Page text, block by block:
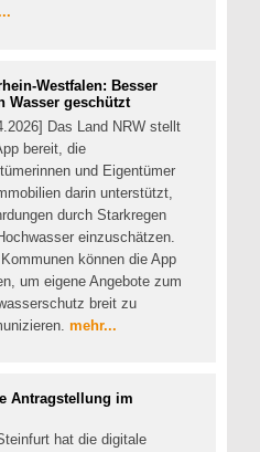
Westfalen: Besser
Wasser geschützt
Das Land NRW stellt
bereit, die
und Eigentümer
darin unterstützt,
durch Starkregen
einzuschätzen.
können die App
um eigene Angebote zum
breit zu
mehr...
Antragstellung im
hat die digitale